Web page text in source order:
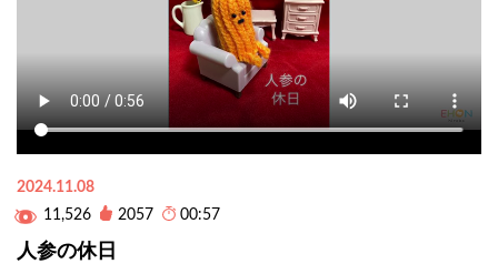
2024.11.08
11,526
2057 00:57
人参の休日